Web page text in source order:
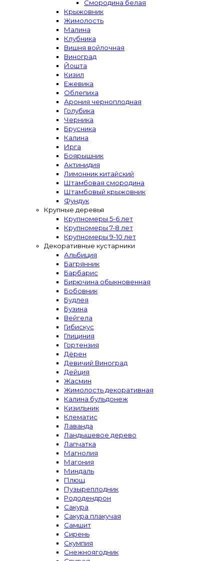
Смородина белая
Крыжовник
Жимолость
Малина
Клубника
Вишня войлочная
Виноград
Йошта
Кизил
Ежевика
Облепиха
Арония черноплодная
Голубика
Черника
Брусника
Калина
Ирга
Боярышник
Актинидия
Лимонник китайский
Штамбовая смородина
Штамбовый крыжовник
Фундук
Крупные деревья
Крупномеры 5-6 лет
Крупномеры 7-8 лет
Крупномеры 9-10 лет
Декоративные кустарники
Альбиция
Багрянник
Барбарис
Бирючина обыкновенная
Бобовник
Будлея
Бузина
Вейгела
Гибискус
Глициния
Гортензия
Дёрен
Девичий Виноград
Дейция
Жасмин
Жимолость декоративная
Калина бульдонеж
Кизильник
Клематис
Лаванда
Ландышевое дерево
Лапчатка
Магнолия
Магония
Миндаль
Плющ
Пузыреплодник
Рододендрон
Сакура
Сакура плакучая
Самшит
Сирень
Скумпия
Снежноягодник